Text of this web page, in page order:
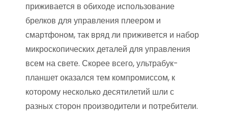
приживается в обиходе использование
брелков для управления плеером и
смартфоном, так вряд ли приживется и набор
микроскопических деталей для управления
всем на свете. Скорее всего, ультрабук-
планшет оказался тем компромиссом, к
которому несколько десятилетий шли с
разных сторон производители и потребители.